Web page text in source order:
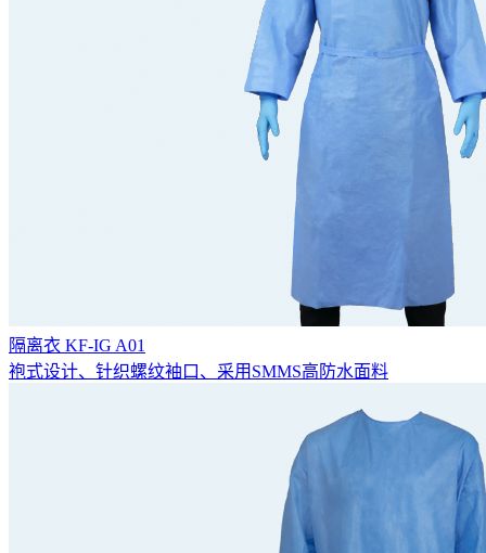
隔离衣 KF-IG A01
袍式设计、针织螺纹袖口、采用SMMS高防水面料